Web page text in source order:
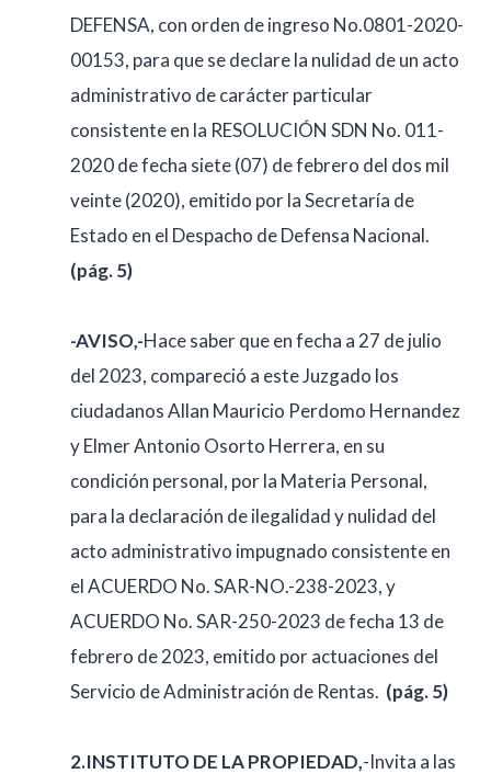
DEFENSA, con orden de ingreso No.0801-2020-
00153, para que se declare la nulidad de un acto
administrativo de carácter particular
consistente en la RESOLUCIÓN SDN No. 011-
2020 de fecha siete (07) de febrero del dos mil
veinte (2020), emitido por la Secretaría de
Estado en el Despacho de Defensa Nacional.
(pág. 5)
-AVISO,-Hace saber que en fecha a 27 de julio
del 2023, compareció a este Juzgado los
ciudadanos Allan Mauricio Perdomo Hernandez
y Elmer Antonio Osorto Herrera, en su
condición personal, por la Materia Personal,
para la declaración de ilegalidad y nulidad del
acto administrativo impugnado consistente en
el ACUERDO No. SAR-NO.-238-2023, y
ACUERDO No. SAR-250-2023 de fecha 13 de
febrero de 2023, emitido por actuaciones del
Servicio de Administración de Rentas. (pág. 5)
2.INSTITUTO DE LA PROPIEDAD,-Invita a las